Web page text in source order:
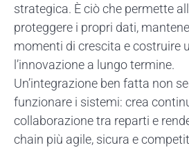
strategica. È ciò che permette
proteggere i propri dati,
momenti di crescita e costruire
l’innovazione a lungo termine.
Un’integrazione ben fatta non
funzionare i sistemi: crea
collaborazione tra reparti e
chain più agile, sicura e